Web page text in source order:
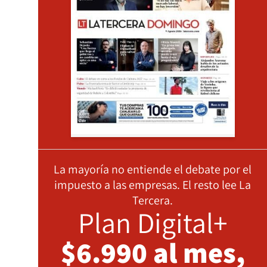
La mayoría no entiende el debate por el
impuesto a las empresas. El resto lee La
Tercera.
Plan Digital+
$6.990 al mes,